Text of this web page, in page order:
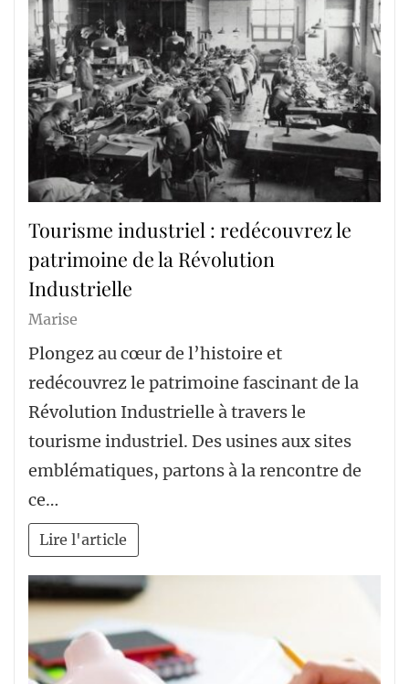
Tourisme industriel : redécouvrez le
patrimoine de la Révolution
Industrielle
Marise
Plongez au cœur de l’histoire et
redécouvrez le patrimoine fascinant de la
Révolution Industrielle à travers le
tourisme industriel. Des usines aux sites
emblématiques, partons à la rencontre de
ce…
Lire l'article